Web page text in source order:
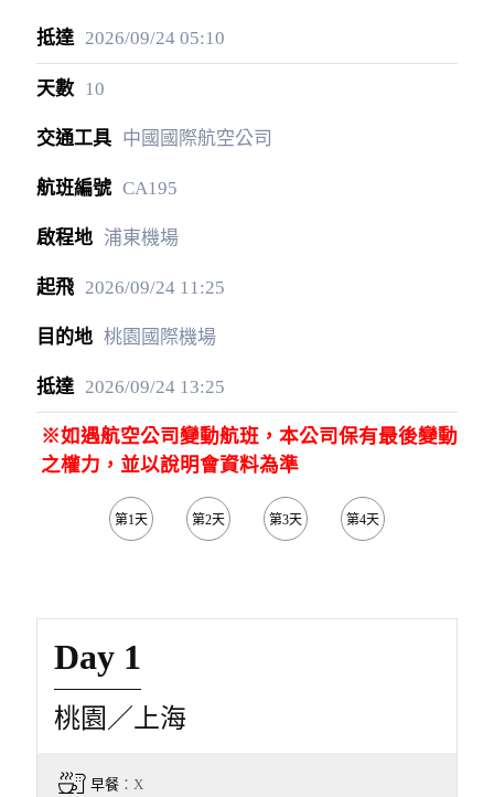
2026/09/2405:10
10
中國國際航空公司
CA195
浦東機場
2026/09/2411:25
桃園國際機場
2026/09/2413:25
※如遇航空公司變動航班，本公司保有最後變動
之權力，並以說明會資料為準
第1天 第2天 第3天 第4天
Day 1
桃園／上海
早餐：X